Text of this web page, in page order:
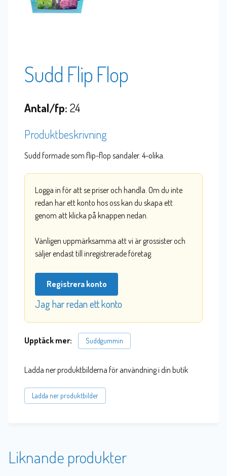
Sudd Flip Flop
Antal/fp: 24
Produktbeskrivning
Sudd formade som flip-flop sandaler. 4-olika.
Logga in för att se priser och handla. Om du inte
redan har ett konto hos oss kan du skapa ett
genom att klicka på knappen nedan.
Vänligen uppmärksamma att vi är grossister och
säljer endast till inregistrerade företag.
Registrera konto
Jag har redan ett konto
Upptäck mer: Suddgummin
Ladda ner produktbilderna för användning i din butik
Ladda ner produktbilder
Liknande produkter